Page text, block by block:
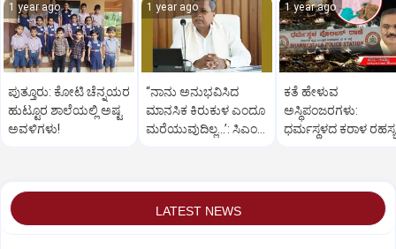
1 year ago
ಪುತ್ತೂರು: ಕೋಟಿ ಚೆನ್ನಯರ
ಹುಟ್ಟೂರ ಶಾಲೆಯಲ್ಲಿ ಅಷ್ಟ
ಅವಳಿಗಳು!
1 year ago
“ನಾನು ಅನುಭವಿಸಿದ
ಮಾನಸಿಕ ಕಿರುಕುಳ ಎಂದೂ
ಮರೆಯುವುದಿಲ್ಲ…’: ಸಿಎಂ
1 year ago
ಕತೆ ಹೇಳುವ
ಅಸ್ಥಿಪಂಜರಗಳು:
ಧರ್ಮಸ್ಥಳದ‌ ಕರಾಳ ರಹಸ್ಯ
LATEST NEWS